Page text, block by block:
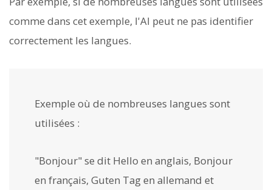
comme dans cet exemple, l'AI peut ne pas identifier
correctement les langues.
Exemple où de nombreuses langues sont
utilisées :
"Bonjour" se dit Hello en anglais, Bonjour
en français, Guten Tag en allemand et